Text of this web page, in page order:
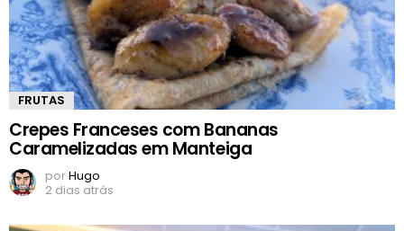
FRUTAS
Crepes Franceses com Bananas
Caramelizadas em Manteiga
porHugo
2 dias atrás